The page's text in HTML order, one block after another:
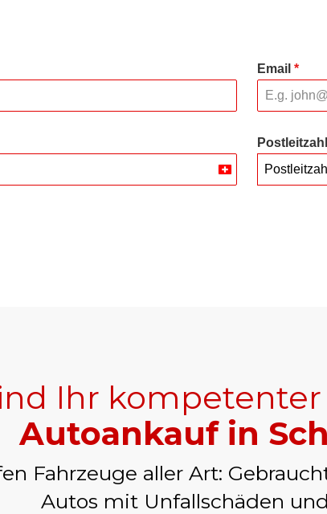
Email *
Switzerland
Ihr
Autoankauf in
Fahrzeuge aller Art:
Autos mit Unfallschäden